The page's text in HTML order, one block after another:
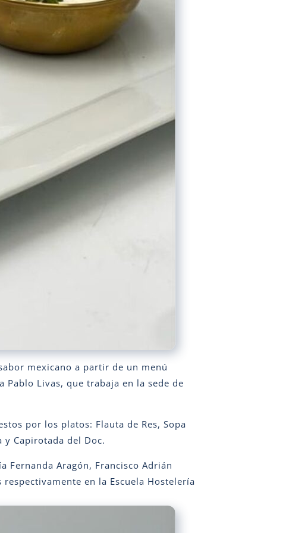
mexicano a partir de un menú
Pablo Livas, que trabaja en la sede de
por los platos: Flauta de Res, Sopa
y Capirotada del Doc.
Fernanda Aragón, Francisco Adrián
en la Escuela Hostelería